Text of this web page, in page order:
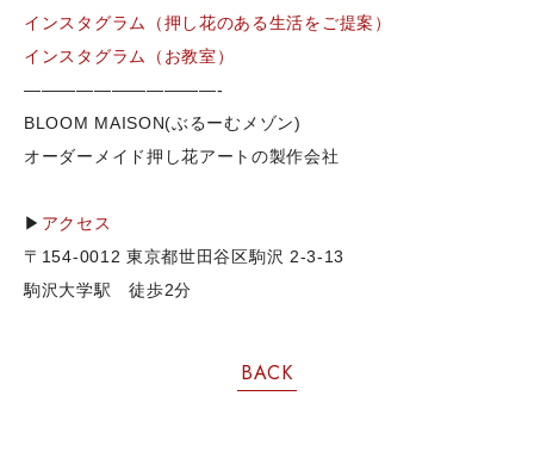
インスタグラム（押し花のある生活をご提案）
インスタグラム（お教室）
———————————-
BLOOM MAISON(ぶるーむメゾン)
オーダーメイド押し花アートの製作会社
▶ アクセス
〒154-0012 東京都世田谷区駒沢 2-3-13
駒沢大学駅 徒歩2分
BACK